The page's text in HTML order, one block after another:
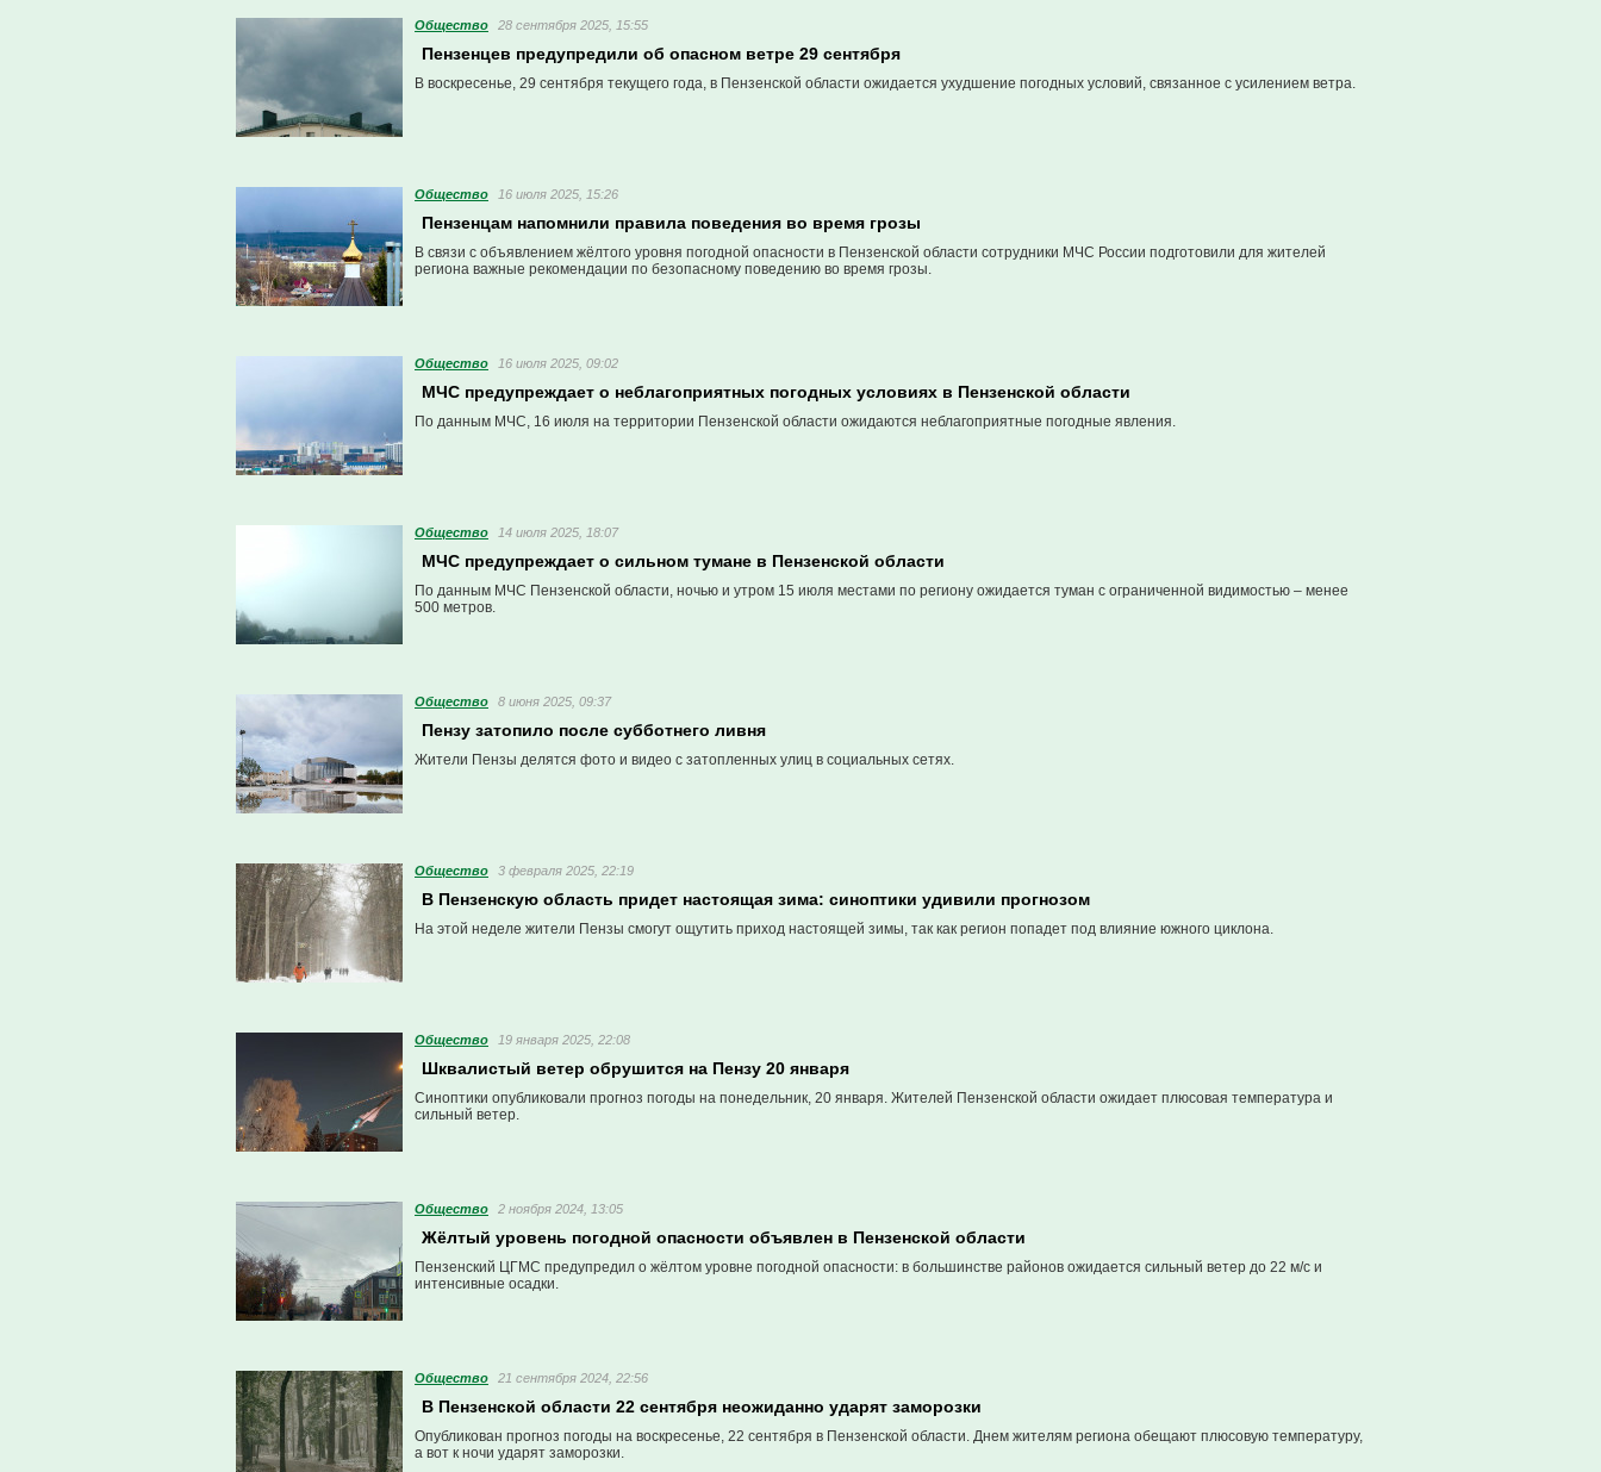
Общество 28 сентября 2025, 15:55
Пензенцев предупредили об опасном ветре 29 сентября
В воскресенье, 29 сентября текущего года, в Пензенской области ожидается ухудшение погодных условий, связанное с усилением ветра.
Общество 16 июля 2025, 15:26
Пензенцам напомнили правила поведения во время грозы
В связи с объявлением жёлтого уровня погодной опасности в Пензенской области сотрудники МЧС России подготовили для жителей
региона важные рекомендации по безопасному поведению во время грозы.
Общество 16 июля 2025, 09:02
МЧС предупреждает о неблагоприятных погодных условиях в Пензенской области
По данным МЧС, 16 июля на территории Пензенской области ожидаются неблагоприятные погодные явления.
Общество 14 июля 2025, 18:07
МЧС предупреждает о сильном тумане в Пензенской области
По данным МЧС Пензенской области, ночью и утром 15 июля местами по региону ожидается туман с ограниченной видимостью – менее
500 метров.
Общество 8 июня 2025, 09:37
Пензу затопило после субботнего ливня
Жители Пензы делятся фото и видео с затопленных улиц в социальных сетях.
Общество 3 февраля 2025, 22:19
В Пензенскую область придет настоящая зима: синоптики удивили прогнозом
На этой неделе жители Пензы смогут ощутить приход настоящей зимы, так как регион попадет под влияние южного циклона.
Общество 19 января 2025, 22:08
Шквалистый ветер обрушится на Пензу 20 января
Синоптики опубликовали прогноз погоды на понедельник, 20 января. Жителей Пензенской области ожидает плюсовая температура и
сильный ветер.
Общество 2 ноября 2024, 13:05
Жёлтый уровень погодной опасности объявлен в Пензенской области
Пензенский ЦГМС предупредил о жёлтом уровне погодной опасности: в большинстве районов ожидается сильный ветер до 22 м/с и
интенсивные осадки.
Общество 21 сентября 2024, 22:56
В Пензенской области 22 сентября неожиданно ударят заморозки
Опубликован прогноз погоды на воскресенье, 22 сентября в Пензенской области. Днем жителям региона обещают плюсовую температуру,
а вот к ночи ударят заморозки.